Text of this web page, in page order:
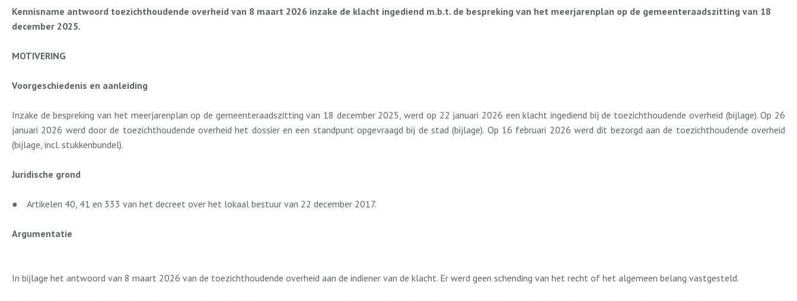
Kennisname antwoord toezichthoudende overheid van 8 maart 2026 inzake de klacht ingediend m.b.t. de bespreking van het meerjarenplan op de gemeenteraadszitting van 18
december 2025.
MOTIVERING
Voorgeschiedenis en aanleiding
Inzake de bespreking van het meerjarenplan op de gemeenteraadszitting van 18 december 2025, werd op 22 januari 2026 een klacht ingediend bij de toezichthoudende overheid (bijlage). Op 26
januari 2026 werd door de toezichthoudende overheid het dossier en een standpunt opgevraagd bij de stad (bijlage). Op 16 februari 2026 werd dit bezorgd aan de toezichthoudende overheid
(bijlage, incl. stukkenbundel).
Juridische grond
● Artikelen 40, 41 en 333 van het decreet over het lokaal bestuur van 22 december 2017.
Argumentatie
In bijlage het antwoord van 8 maart 2026 van de toezichthoudende overheid aan de indiener van de klacht. Er werd geen schending van het recht of het algemeen belang vastgesteld.